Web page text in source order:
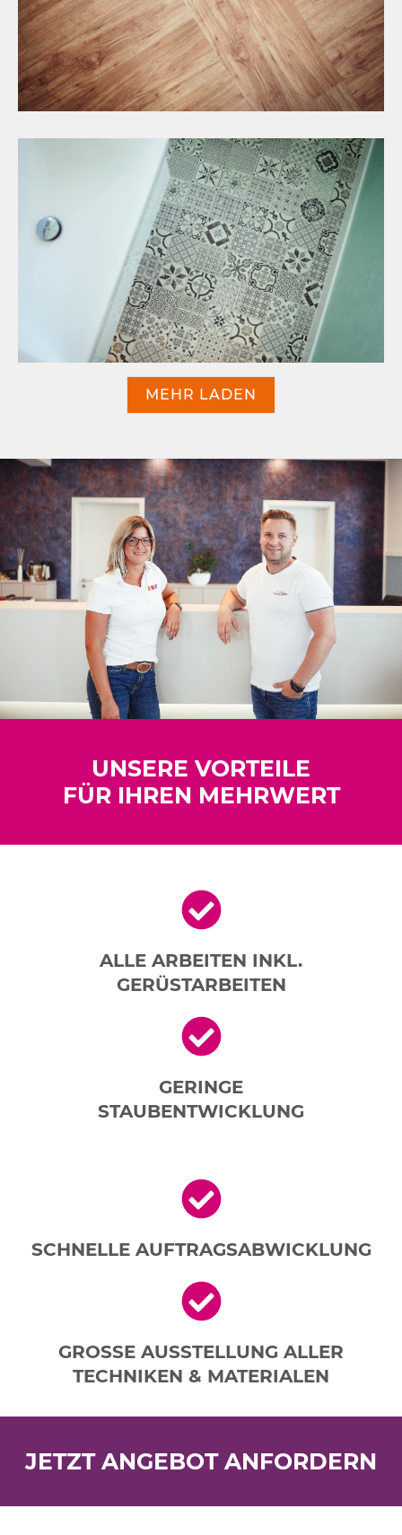
MEHR LADEN
UNSERE VORTEILE
FÜR IHREN MEHRWERT
ALLE ARBEITEN INKL.
GERÜSTARBEITEN
GERINGE
STAUBENTWICKLUNG
SCHNELLE AUFTRAGSABWICKLUNG
GROSSE AUSSTELLUNG ALLER
TECHNIKEN & MATERIALEN
JETZT ANGEBOT ANFORDERN